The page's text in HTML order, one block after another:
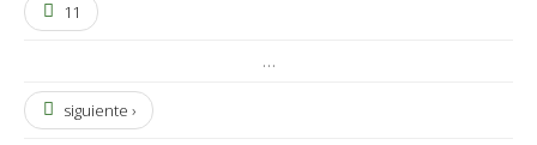
11
…
siguiente ›